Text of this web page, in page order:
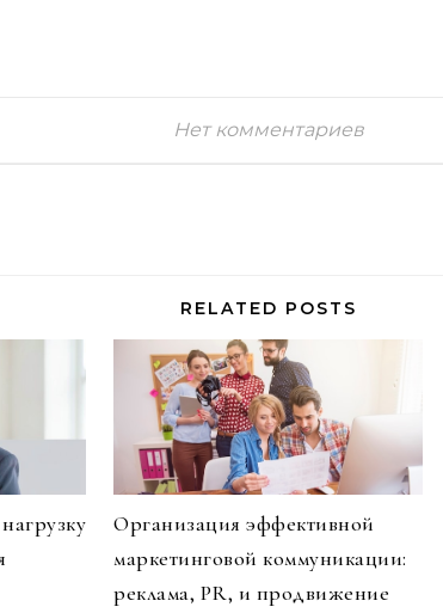
Нет комментариев
RELATED POSTS
Организация эффективной
маркетинговой коммуникации:
реклама, PR, и продвижение